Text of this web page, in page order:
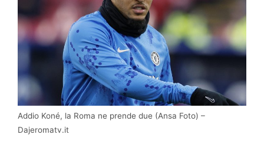
Addio Koné, la Roma ne prende due (Ansa Foto) –
Dajeromatv.it